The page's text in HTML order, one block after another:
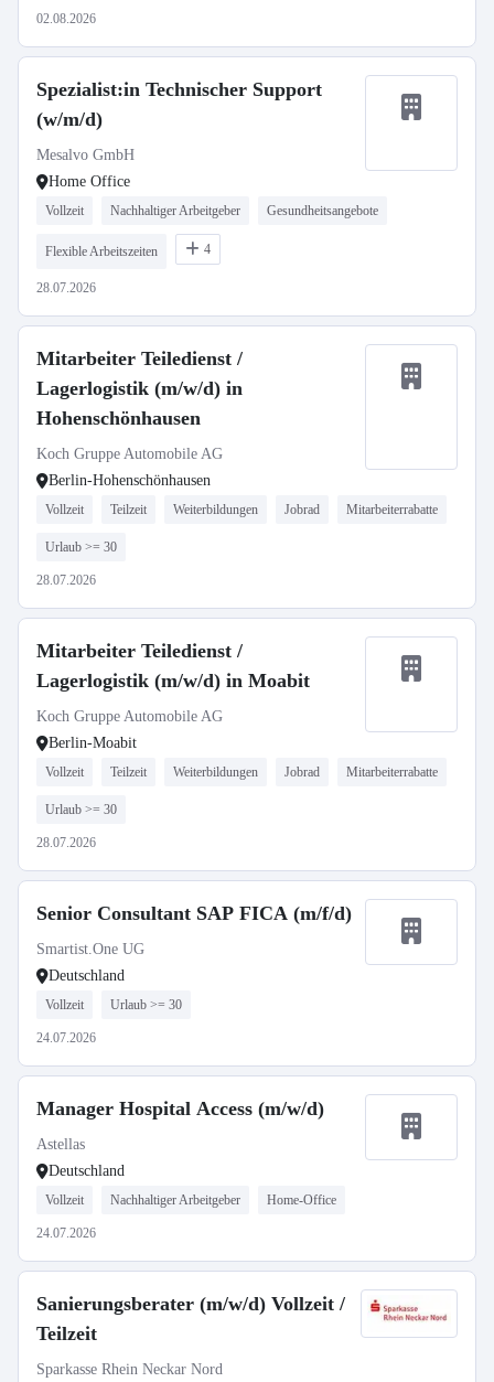
02.08.2026
Spezialist:in Technischer Support
(w/m/d)
Mesalvo GmbH
Home Office
Vollzeit Nachhaltiger Arbeitgeber Gesundheitsangebote
Flexible Arbeitszeiten 4
28.07.2026
Mitarbeiter Teiledienst /
Lagerlogistik (m/w/d) in
Hohenschönhausen
Koch Gruppe Automobile AG
Berlin-Hohenschönhausen
Vollzeit Teilzeit Weiterbildungen Jobrad Mitarbeiterrabatte
Urlaub >= 30
28.07.2026
Mitarbeiter Teiledienst /
Lagerlogistik (m/w/d) in Moabit
Koch Gruppe Automobile AG
Berlin-Moabit
Vollzeit Teilzeit Weiterbildungen Jobrad Mitarbeiterrabatte
Urlaub >= 30
28.07.2026
Senior Consultant SAP FICA (m/f/d)
Smartist.One UG
Deutschland
Vollzeit Urlaub >= 30
24.07.2026
Manager Hospital Access (m/w/d)
Astellas
Deutschland
Vollzeit Nachhaltiger Arbeitgeber Home-Office
24.07.2026
Sanierungsberater (m/w/d) Vollzeit /
Teilzeit
Sparkasse Rhein Neckar Nord